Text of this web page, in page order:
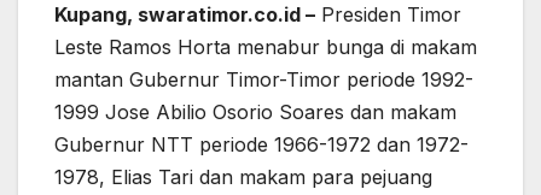
Kupang, swaratimor.co.id – Presiden Timor
Leste Ramos Horta menabur bunga di makam
mantan Gubernur Timor-Timor periode 1992-
1999 Jose Abilio Osorio Soares dan makam
Gubernur NTT periode 1966-1972 dan 1972-
1978, Elias Tari dan makam para pejuang